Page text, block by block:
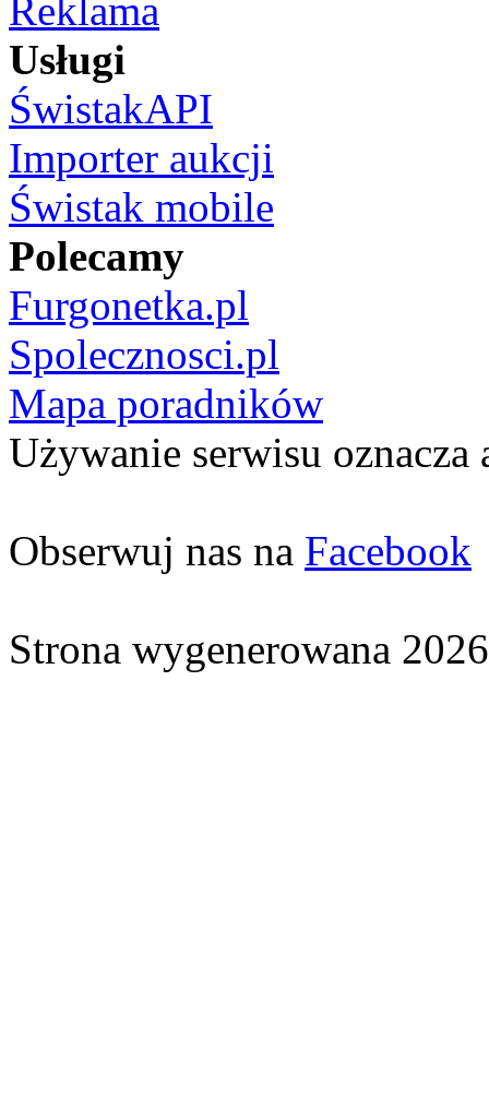
Reklama
Usługi
ŚwistakAPI
Importer aukcji
Świstak mobile
Polecamy
Furgonetka.pl
Spolecznosci.pl
Mapa poradników
Używanie serwisu oznacza
Obserwuj nas na Facebook
Strona wygenerowana